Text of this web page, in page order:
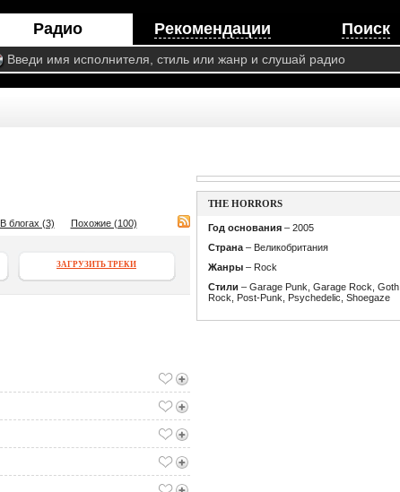
Радио Рекомендации Поиск
В блогах (3) Похожие (100)
ЗАГРУЗИТЬ ТРЕКИ
THE HORRORS
Год основания– 2005
Страна– Великобритания
Жанры– Rock
Стили – Garage Punk, Garage Rock, Goth
Rock, Post-Punk, Psychedelic, Shoegaze